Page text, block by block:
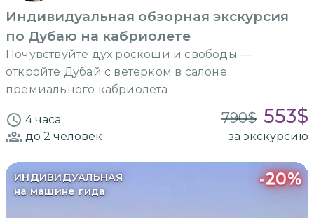
Индивидуальная обзорная экскурсия
по Дубаю на кабриолете
Почувствуйте дух роскоши и свободы —
откройте Дубай с ветерком в салоне
премиального кабриолета
4 часа 790$ 553$
до 2 человек за экскурсию
ИНДИВИДУАЛЬНАЯ
на машине гида
-20%